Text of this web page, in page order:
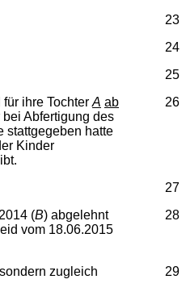
23
24
25
26
ihre Tochter A ab
Abfertigung des
stattgegeben hatte
Kinder
27
28
(B) abgelehnt
vom 18.06.2015
29
zugleich